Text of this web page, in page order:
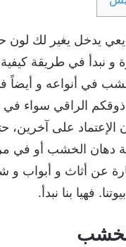
يدخل يغير لك لون
و نبدأ في طريقة
في أنواعه و أيضاً
الراقي سواء في
الإعتماد على
دهان الخشب أو في
عن أثاث و أبواب و
فهيا بنا نبدأ.